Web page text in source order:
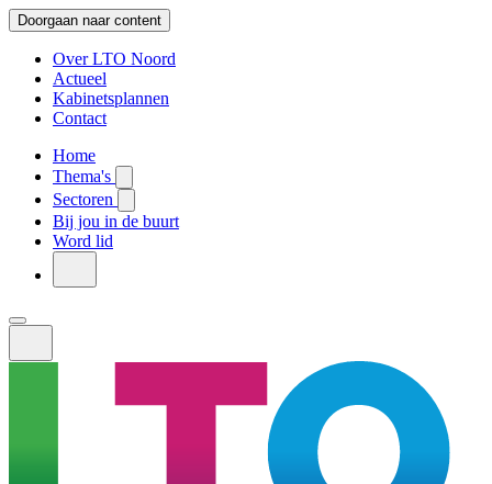
Doorgaan naar content
Over LTO Noord
Actueel
Kabinetsplannen
Contact
Home
Thema's
Sectoren
Bij jou in de buurt
Word lid